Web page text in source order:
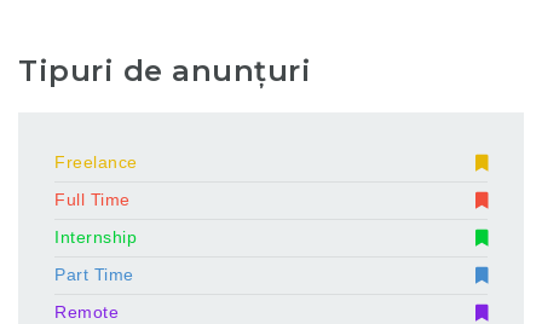
Tipuri de anunțuri
Freelance
Full Time
Internship
Part Time
Remote